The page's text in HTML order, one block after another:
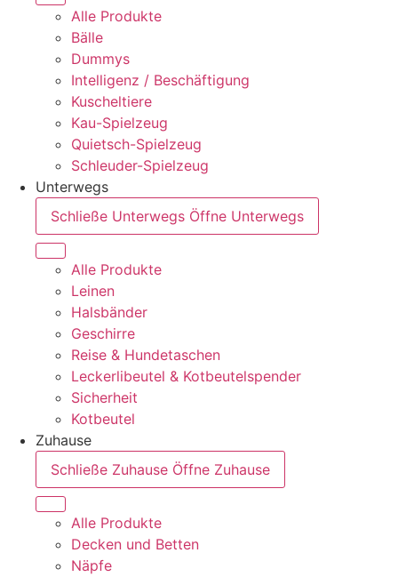
Alle Produkte
Bälle
Dummys
Intelligenz / Beschäftigung
Kuscheltiere
Kau-Spielzeug
Quietsch-Spielzeug
Schleuder-Spielzeug
Unterwegs
Schließe Unterwegs Öffne Unterwegs
Alle Produkte
Leinen
Halsbänder
Geschirre
Reise & Hundetaschen
Leckerlibeutel & Kotbeutelspender
Sicherheit
Kotbeutel
Zuhause
Schließe Zuhause Öffne Zuhause
Alle Produkte
Decken und Betten
Näpfe